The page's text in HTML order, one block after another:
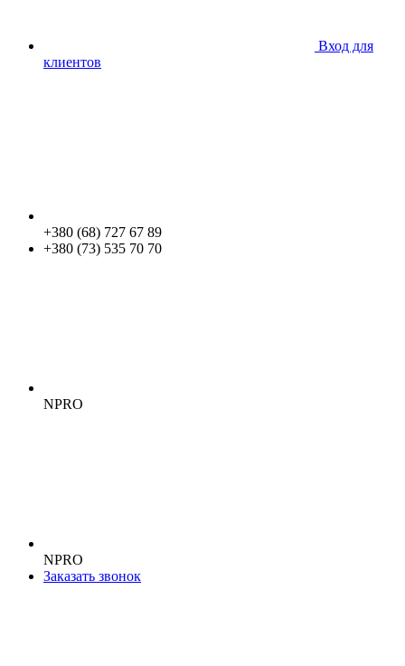
Вход для
клиентов
+380 (68) 727 67 89
+380 (73) 535 70 70
NPRO
NPRO
Заказать звонок